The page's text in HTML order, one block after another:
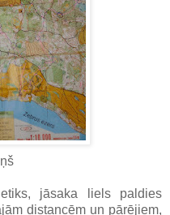
jāsaka liels paldies
distancēm un pārējiem,